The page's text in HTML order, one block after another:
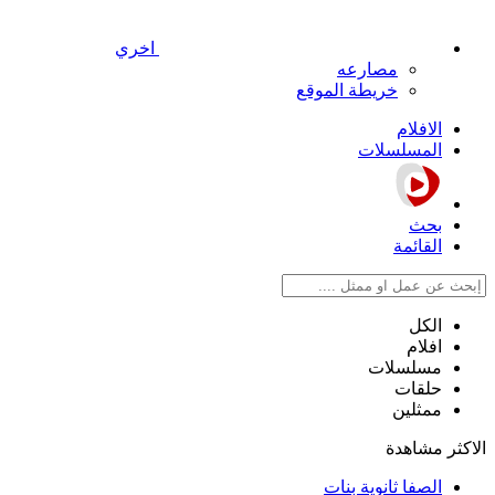
اخري
مصارعه
خريطة الموقع
الافلام
المسلسلات
بحث
القائمة
الكل
افلام
مسلسلات
حلقات
ممثلين
الاكثر مشاهدة
الصفا ثانوية بنات